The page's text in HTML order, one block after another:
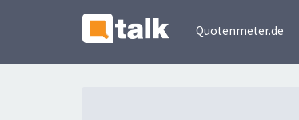
Quotenmeter.de